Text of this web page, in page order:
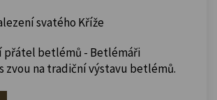
svatého Kříže
přátel betlémů - Betlémáři
zvou na tradiční výstavu betlémů.